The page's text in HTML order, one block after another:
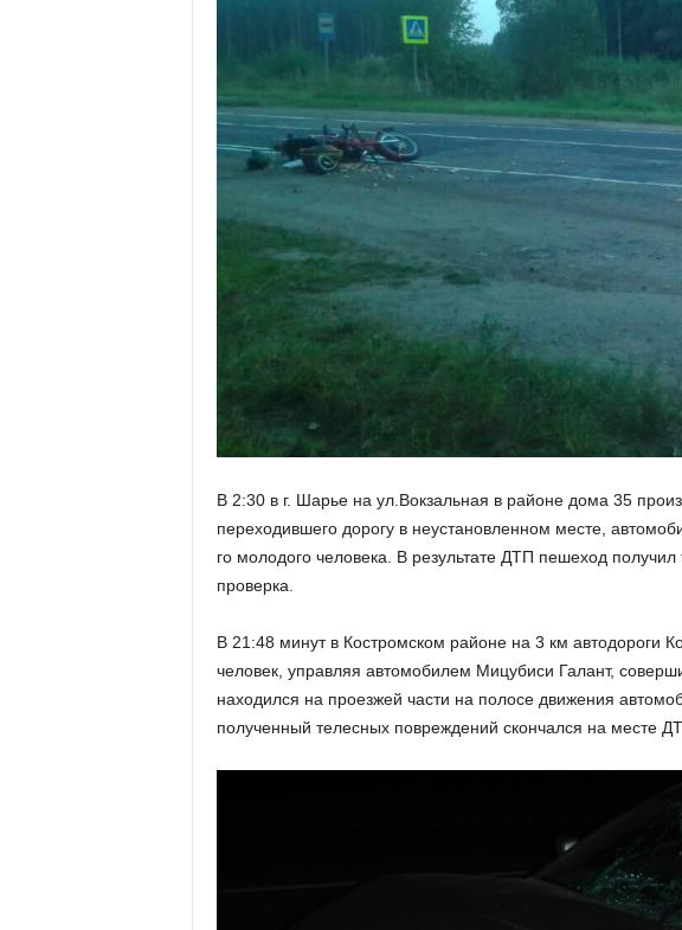
В 2:30 в г. Шарье на ул.Вокзальная в районе дома 35
переходившего дорогу в неустановленном месте,
го молодого человека. В результате ДТП пешеход
проверка.
В 21:48 минут в Костромском районе на 3 км автодороги
человек, управляя автомобилем Мицубиси Галант,
находился на проезжей части на полосе движения
полученный телесных повреждений скончался на месте